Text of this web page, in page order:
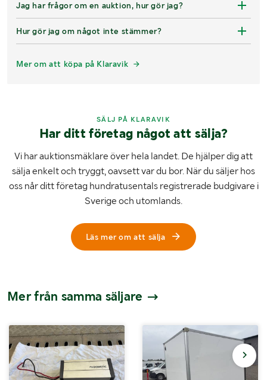
Jag har frågor om en auktion, hur gör jag?
Hur gör jag om något inte stämmer?
Mer om att köpa på Klaravik
SÄLJ PÅ KLARAVIK
Har ditt företag något att sälja?
Vi har auktionsmäklare över hela landet. De hjälper dig att
sälja enkelt och tryggt, oavsett var du bor. När du säljer hos
oss når ditt företag hundratusentals registrerade budgivare i
Sverige och utomlands.
Läs mer om att sälja
Mer från samma säljare